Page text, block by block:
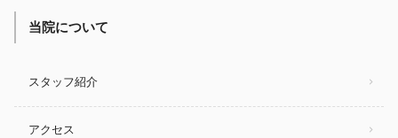
当院について
スタッフ紹介
アクセス